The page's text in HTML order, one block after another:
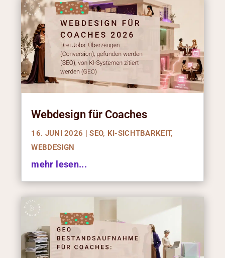
Webdesign für Coaches
16. JUNI 2026 |SEO, KI-SICHTBARKEIT,
WEBDESIGN
mehr lesen...